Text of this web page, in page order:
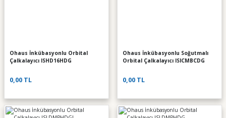
Ohaus İnkübasyonlu Orbital
Çalkalayıcı ISHD16HDG
0,00 TL
Ohaus İnkübasyonlu Soğutmalı
Orbital Çalkalayıcı ISICMBCDG
0,00 TL